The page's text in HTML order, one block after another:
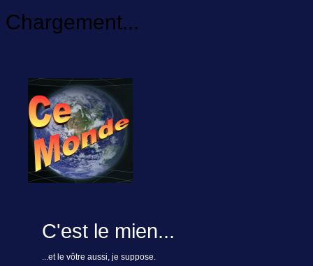
Chargement...
C'est le mien...
...et le vôtre aussi, je suppose.